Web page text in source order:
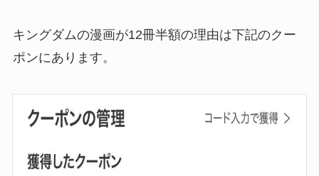
キングダムの漫画が12冊半額の理由は下記のクー
ポンにあります。